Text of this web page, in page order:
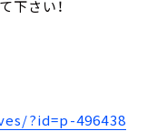
さい！
?id=p-496438